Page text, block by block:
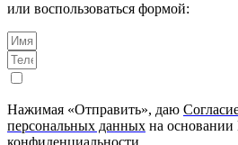
или воспользоваться формой:
Нажимая «Отправить», даю
персональных данных на